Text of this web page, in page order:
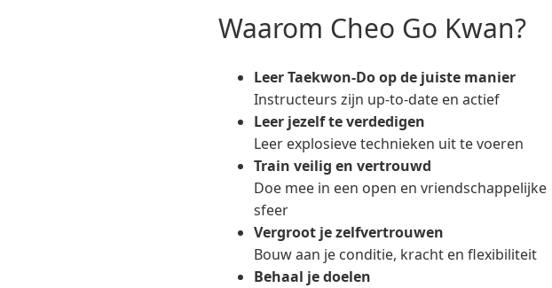
Waarom Cheo Go Kwan?
Leer Taekwon-Do op de juiste manier
Instructeurs zijn up-to-date en actief
Leer jezelf te verdedigen
Leer explosieve technieken uit te voeren
Train veilig en vertrouwd
Doe mee in een open en vriendschappelijke
sfeer
Vergroot je zelfvertrouwen
Bouw aan je conditie, kracht en flexibiliteit
Behaal je doelen